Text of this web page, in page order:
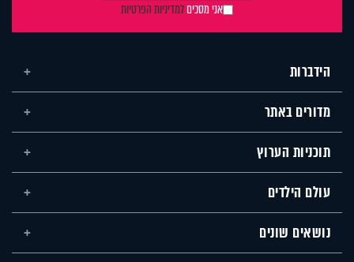
אני מסכיםלמדיניות הפרטיות
הידברות
מדורים באתר
תוכניות הערוץ
עולם הילדים
נושאים שונים